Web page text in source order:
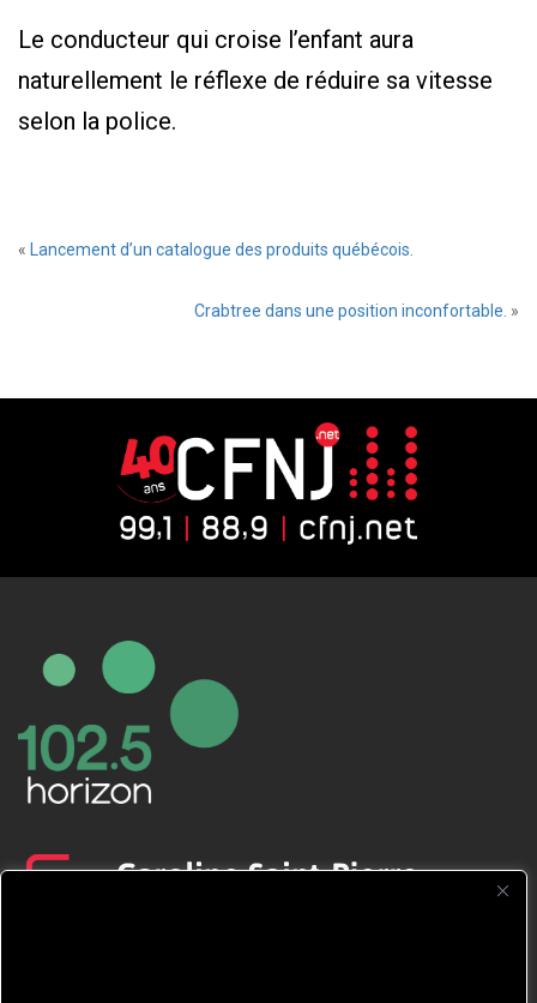
Le conducteur qui croise l’enfant aura
naturellement le réflexe de réduire sa vitesse
selon la police.
« Lancement d’un catalogue des produits québécois.
Crabtree dans une position inconfortable. »